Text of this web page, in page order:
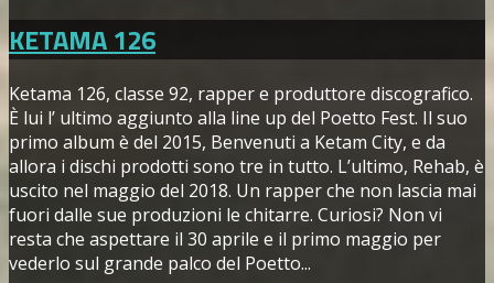
KETAMA 126
Ketama 126, classe 92, rapper e produttore discografico.
È lui l’ ultimo aggiunto alla line up del Poetto Fest. Il suo
primo album è del 2015, Benvenuti a Ketam City, e da
allora i dischi prodotti sono tre in tutto. L’ultimo, Rehab, è
uscito nel maggio del 2018. Un rapper che non lascia mai
fuori dalle sue produzioni le chitarre. Curiosi? Non vi
resta che aspettare il 30 aprile e il primo maggio per
vederlo sul grande palco del Poetto...